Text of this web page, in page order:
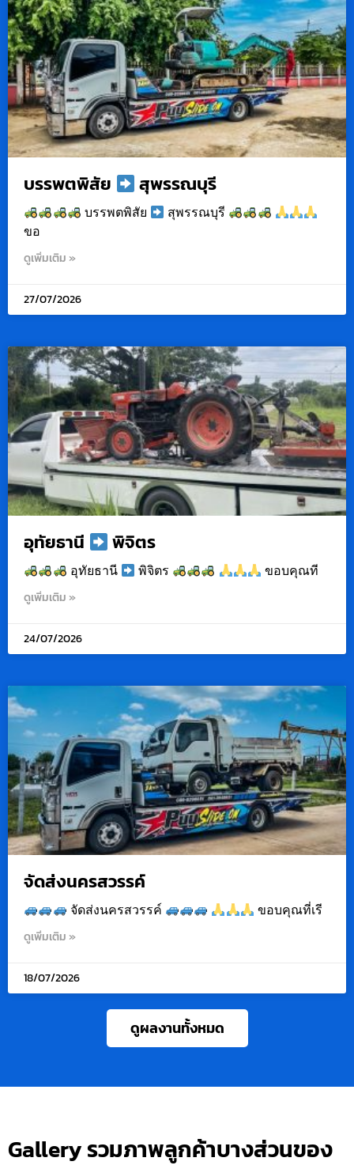
บรรพตพิสัย สุพรรณบุรี
บรรพตพิสัย
สุพรรณบุรี
ขอ
ดูเพิ่มเติม »
27/07/2026
อุทัยธานี พิจิตร
อุทัยธานี พิจิตร ขอบคุณที
ดูเพิ่มเติม »
24/07/2026
จัดส่งนครสวรรค์
จัดส่งนครสวรรค์ ขอบคุณที่เรี
ดูเพิ่มเติม »
18/07/2026
ดูผลงานทั้งหมด
Gallery รวมภาพลูกค้าบางส่วนของ